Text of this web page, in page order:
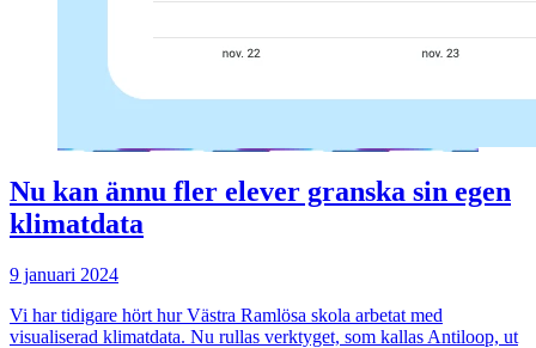
Nu kan ännu fler elever granska sin egen
klimatdata
9 januari 2024
Vi har tidigare hört hur Västra Ramlösa skola arbetat med
visualiserad klimatdata. Nu rullas verktyget, som kallas Antiloop, ut